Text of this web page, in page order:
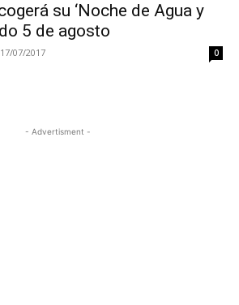
su ‘Noche de Agua y
5 de agosto
17/07/2017 0
- Advertisment -